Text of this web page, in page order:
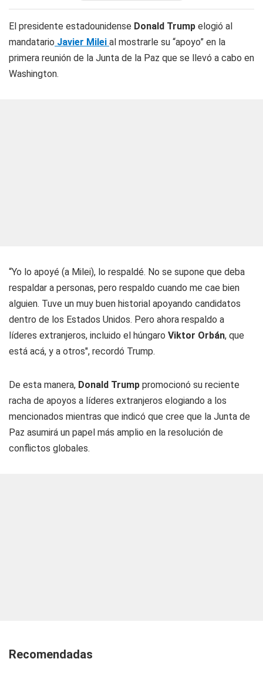
El presidente estadounidense Donald Trump elogió al
mandatario Javier Milei al mostrarle su “apoyo” en la
primera reunión de la Junta de la Paz que se llevó a cabo en
Washington.
“Yo lo apoyé (a Milei), lo respaldé. No se supone que deba
respaldar a personas, pero respaldo cuando me cae bien
alguien. Tuve un muy buen historial apoyando candidatos
dentro de los Estados Unidos. Pero ahora respaldo a
líderes extranjeros, incluido el húngaro Viktor Orbán, que
está acá, y a otros", recordó Trump.
De esta manera, Donald Trump promocionó su reciente
racha de apoyos a líderes extranjeros elogiando a los
mencionados mientras que indicó que cree que la Junta de
Paz asumirá un papel más amplio en la resolución de
conflictos globales.
Recomendadas